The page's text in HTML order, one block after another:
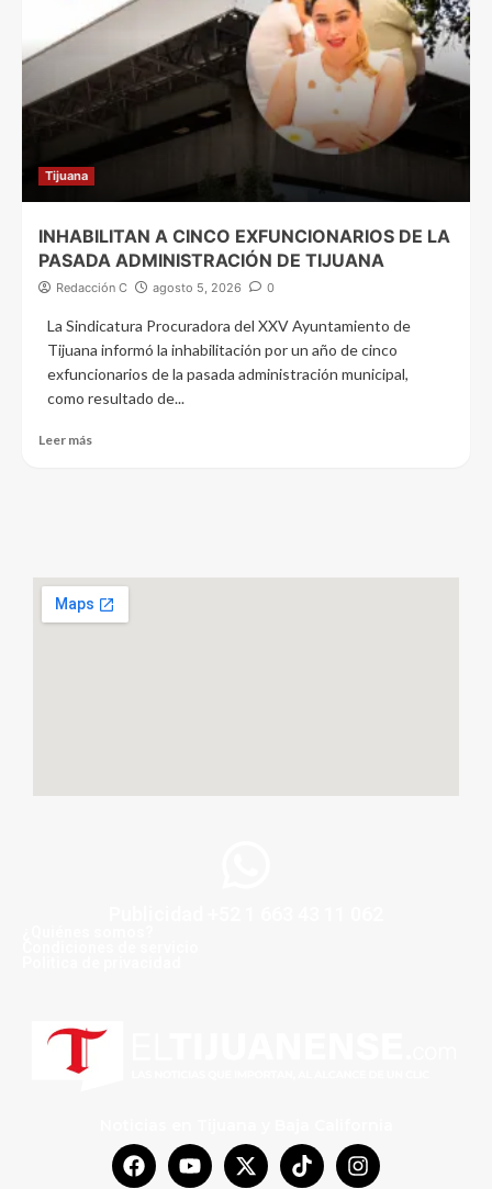
Tijuana
INHABILITAN A CINCO EXFUNCIONARIOS DE LA
PASADA ADMINISTRACIÓN DE TIJUANA
Redacción C agosto 5, 2026 0
La Sindicatura Procuradora del XXV Ayuntamiento de
Tijuana informó la inhabilitación por un año de cinco
exfuncionarios de la pasada administración municipal,
como resultado de...
Leer más